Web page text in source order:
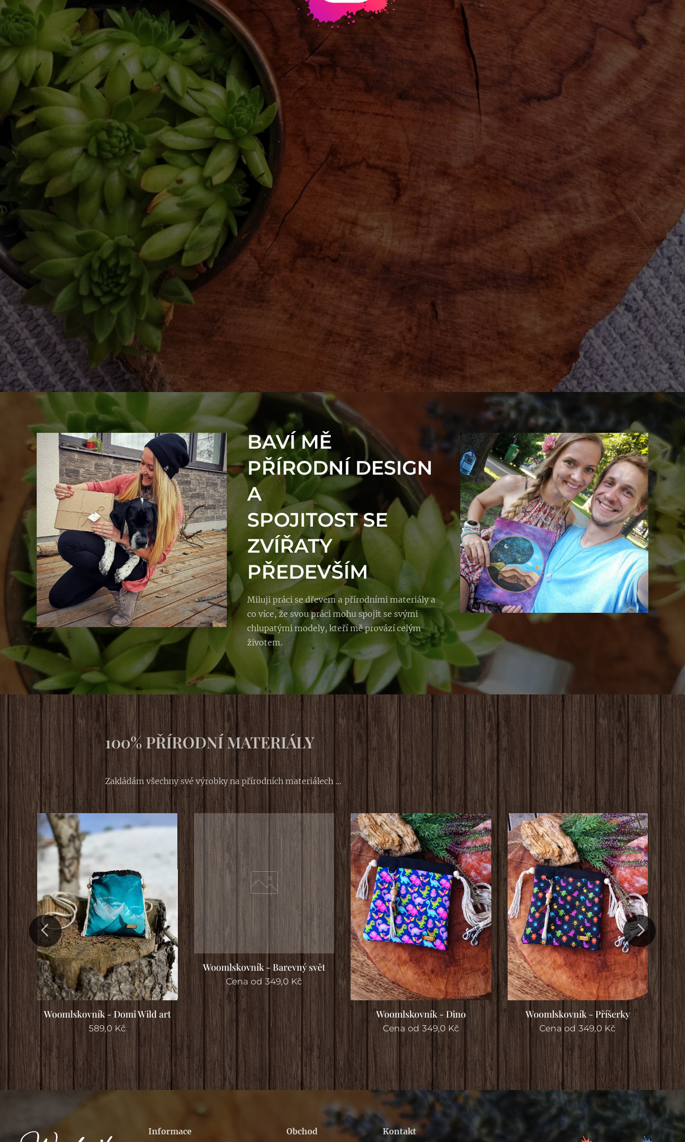
BAVÍ MĚ
PŘÍRODNÍ DESIGN
A
SPOJITOST SE
ZVÍŘATY
PŘEDEVŠÍM
Miluji práci se dřevem a přírodními materiály a
co více, že svou práci mohu spojit se svými
chlupatými modely, kteří mě provází celým
životem.
100% PŘÍRODNÍ MATERIÁLY
Zakládám všechny své výrobky na přírodních materiálech ...
Woomlskovník - Domi Wild art
589,0Kč
Woomlskovník - Barevný svět
Cena od349,0Kč
Woomlskovník - Dino
Cena od 349,0Kč
Woomlskovník - Příšerky
Cena od349,0Kč
Informace Obchod Kontakt